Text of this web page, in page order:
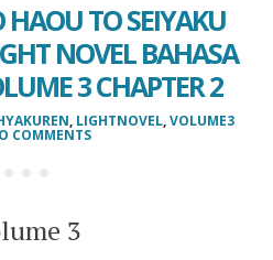
TO SEIYAKU
NOVEL BAHASA
3 CHAPTER 2
, LIGHTNOVEL,VOLUME3
COMMENTS
3